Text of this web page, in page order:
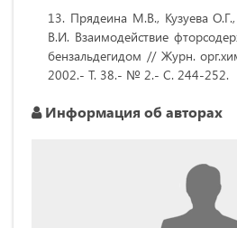
Прядеина М.В., Кузуева
В.И. Взаимодействие
бензальдегидом // Журн.
2002.- Т. 38.- № 2.- С. 244-252.
Информация об авторах